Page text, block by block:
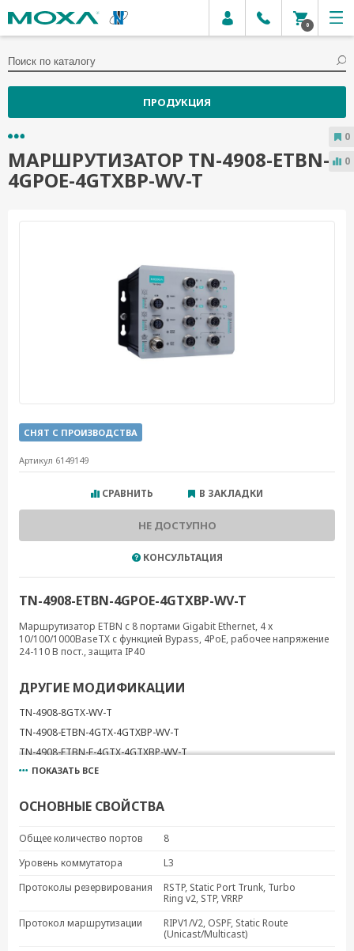
0
ПРОДУКЦИЯ
МАРШРУТИЗАТОР TN-4908-ETBN-
4GPOE-4GTXBP-WV-T
СНЯТ С ПРОИЗВОДСТВА
Артикул 6149149
СРАВНИТЬ В ЗАКЛАДКИ
НЕ ДОСТУПНО
КОНСУЛЬТАЦИЯ
TN-4908-ETBN-4GPOE-4GTXBP-WV-T
Маршрутизатор ETBN с 8 портами Gigabit Ethernet, 4 x
10/100/1000BaseTX с функцией Bypass, 4PoE, рабочее напряжение
24-110 В пост., защита IP40
ДРУГИЕ МОДИФИКАЦИИ
TN-4908-8GTX-WV-T
TN-4908-ETBN-4GTX-4GTXBP-WV-T
TN-4908-ETBN-F-4GTX-4GTXBP-WV-T
TN-4908-4GPoE-4GTX-WV-T
TN-4916-8PoE-4GPoE-4GTX-WV-T
TN-4916-ETBN-8PoE-4GPoE-4GTXBP-WV-T
ПОКАЗАТЬ ВСЕ
ОСНОВНЫЕ СВОЙСТВА
Общее количество портов
8
Уровень коммутатора
L3
Протоколы резервирования
RSTP, Static Port Trunk, Turbo
Ring v2, STP, VRRP
Протокол маршрутизации
RIPV1/V2, OSPF, Static Route
(Unicast/Multicast)
0
0